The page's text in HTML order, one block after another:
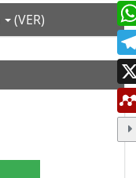
(VER)